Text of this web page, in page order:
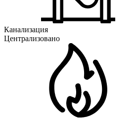
Канализация
Централизовано